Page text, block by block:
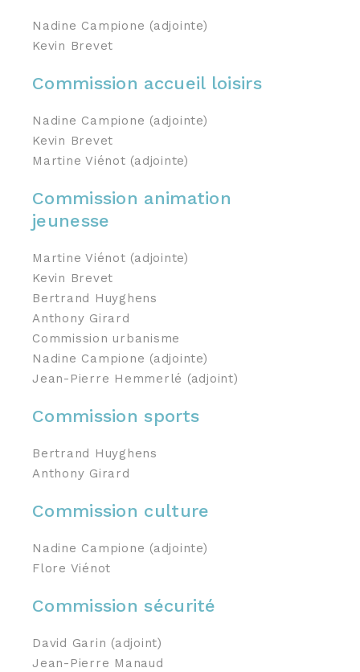
Nadine Campione (adjointe)
Kevin Brevet
Commission accueil loisirs
Nadine Campione (adjointe)
Kevin Brevet
Martine Viénot (adjointe)
Commission animation
jeunesse
Martine Viénot (adjointe)
Kevin Brevet
Bertrand Huyghens
Anthony Girard
Commission urbanisme
Nadine Campione (adjointe)
Jean-Pierre Hemmerlé (adjoint)
Commission sports
Bertrand Huyghens
Anthony Girard
Commission culture
Nadine Campione (adjointe)
Flore Viénot
Commission sécurité
David Garin (adjoint)
Jean-Pierre Manaud